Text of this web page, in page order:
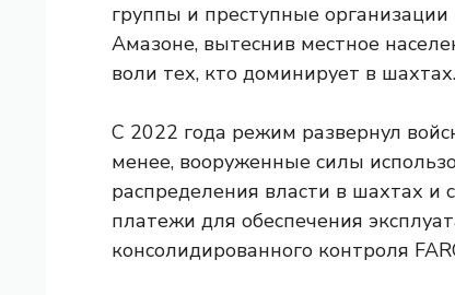
группы и преступные
Амазоне, вытеснив местное
воли тех, кто доминирует в шахтах.
С 2022 года режим развернул
менее, вооруженные силы
распределения власти в шахтах и
платежи для обеспечения
консолидированного контроля